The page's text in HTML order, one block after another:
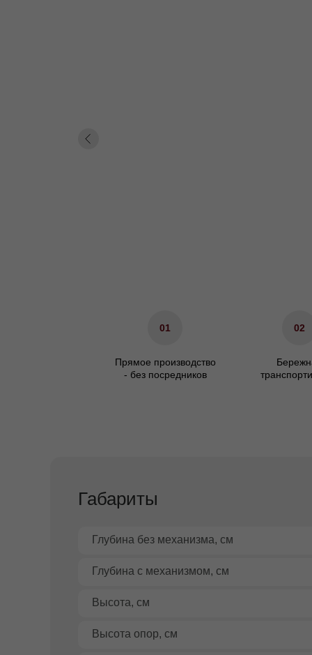
02
01
Прямое производство
- без посредников
Габариты
Глубина без механизма, см
Глубина с механизмом, см
Высота, см
Высота опор, см